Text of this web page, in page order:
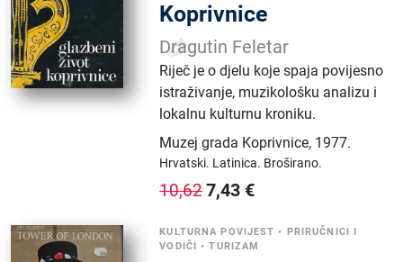
Koprivnice
Dragutin Feletar
Riječ je o djelu koje spaja povijesno
istraživanje, muzikološku analizu i
lokalnu kulturnu kroniku.
Muzej grada Koprivnice, 1977.
Hrvatski. Latinica. Broširano.
10,627,43 €
KULTURNA POVIJEST • PRIRUČNICI I
VODIČI •TURIZAM